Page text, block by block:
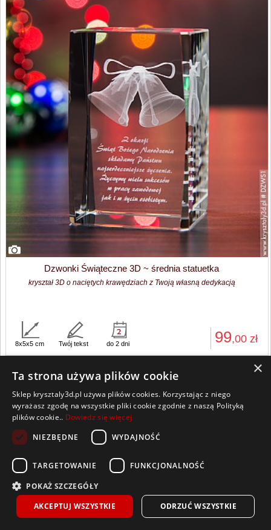
Dzwonki Świąteczne 3D ~ średnia statuetka
kryształ 3D o naciętych krawędziach z Twoją własną dedykacją
99,00 zł
8x5x5 cm Twój tekst do 2 dni
« ‹ 1
Kontakt Współpraca Regulamin Polityka Cookies
Pomoc Strona główna
Sklep prowadzony przez Lumeris Sp. z o. o., ul. Praw Kobiet 6, 15-535 Białystok,
×
Ta strona używa plików cookie
Sklep krysztaly3d.pl używa plików cookies. Korzystając z niego
wyrażasz zgodę na wszystkie pliki cookie zgodnie z naszą Polityką
plików cookie.. Dowiedz się więcej
NIEZBĘDNE
WYDAJNOŚĆ
TARGETOWANIE FUNKCJONALNOŚĆ
POKAŻ SZCZEGÓŁY
AKCEPTUJ WSZYSTKIE
ODRZUĆ WSZYSTKIE